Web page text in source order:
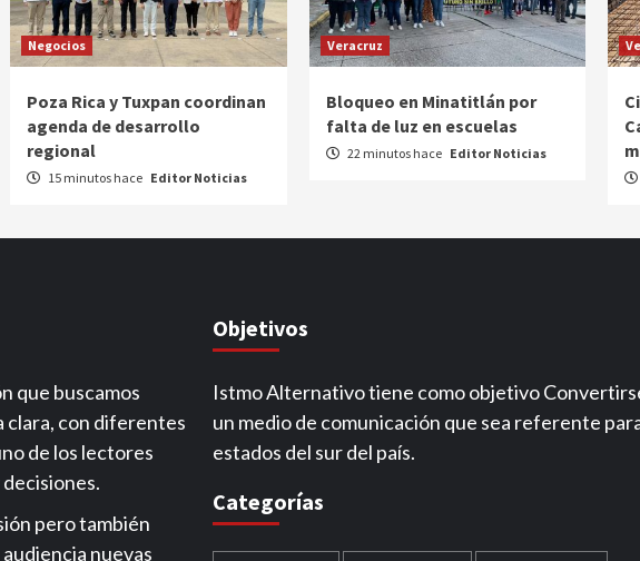
Negocios
Poza Rica y Tuxpan coordinan
agenda de desarrollo
regional
15 minutos hace Editor Noticias
Veracruz
Bloqueo en Minatitlán por
falta de luz en escuelas
22 minutos hace Editor Noticias
que buscamos
clara, con diferentes
de los lectores
pero también
nuevas
Objetivos
Istmo Alternativo tiene como objetivo
un medio de comunicación que sea referente
estados del sur del país.
Categorías